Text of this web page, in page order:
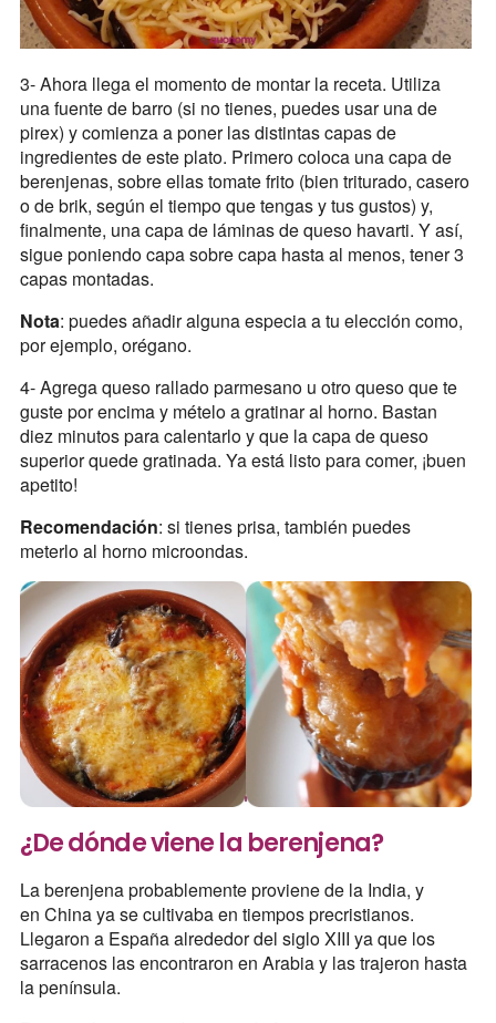
3- Ahora llega el momento de montar la receta. Utiliza
una fuente de barro (si no tienes, puedes usar una de
pirex) y comienza a poner las distintas capas de
ingredientes de este plato. Primero coloca una capa de
berenjenas, sobre ellas tomate frito (bien triturado, casero
o de brik, según el tiempo que tengas y tus gustos) y,
finalmente, una capa de láminas de queso havarti. Y así,
sigue poniendo capa sobre capa hasta al menos, tener 3
capas montadas.
Nota: puedes añadir alguna especia a tu elección como,
por ejemplo, orégano.
4- Agrega queso rallado parmesano u otro queso que te
guste por encima y mételo a gratinar al horno. Bastan
diez minutos para calentarlo y que la capa de queso
superior quede gratinada. Ya está listo para comer, ¡buen
apetito!
Recomendación: si tienes prisa, también puedes
meterlo al horno microondas.
¿De dónde viene la berenjena?
La berenjena probablemente proviene de la India, y
en China ya se cultivaba en tiempos precristianos.
Llegaron a España alrededor del siglo XIII ya que los
sarracenos las encontraron en Arabia y las trajeron hasta
la península.